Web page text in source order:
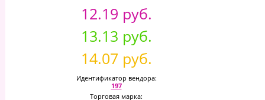
12.19 руб.
13.13 руб.
14.07 руб.
Идентификатор вендора:
197
Торговая марка: